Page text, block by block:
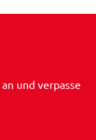
und verpasse